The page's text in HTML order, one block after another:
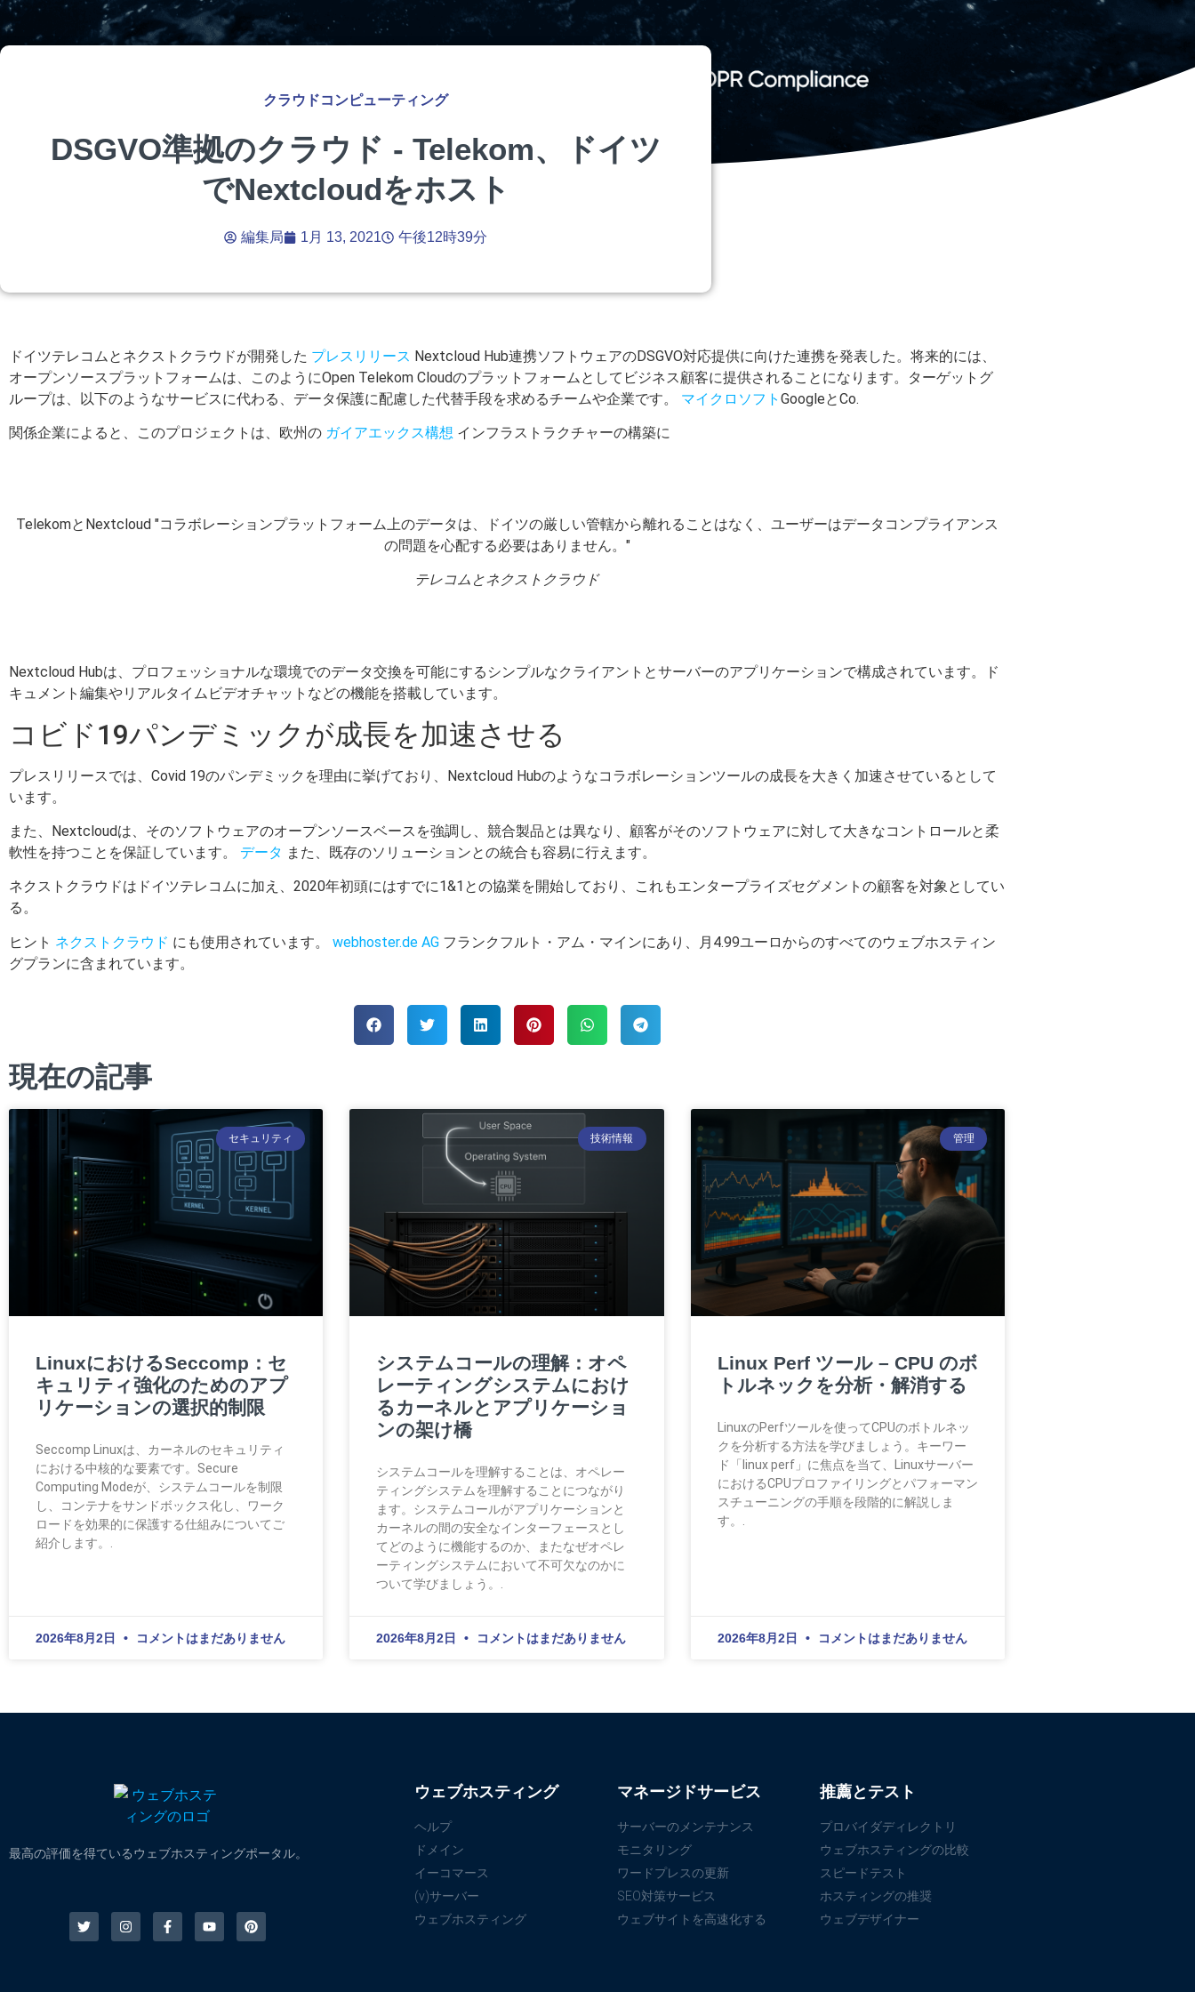
クラウドコンピューティング
DSGVO準拠のクラウド - Telekom、ドイツ
でNextcloudをホスト
編集局 1月 13, 2021 午後12時39分
ドイツテレコムとネクストクラウドが開発した プレスリリース Nextcloud Hub連携ソフトウェアのDSGVO対応提供に向けた連携を発表した。将来的には、
オープンソースプラットフォームは、このようにOpen Telekom Cloudのプラットフォームとしてビジネス顧客に提供されることになります。ターゲットグ
ループは、以下のようなサービスに代わる、データ保護に配慮した代替手段を求めるチームや企業です。 マイクロソフト GoogleとCo.
関係企業によると、このプロジェクトは、欧州の ガイアエックス構想 インフラストラクチャーの構築に
TelekomとNextcloud "コラボレーションプラットフォーム上のデータは、ドイツの厳しい管轄から離れることはなく、ユーザーはデータコンプライアンス
の問題を心配する必要はありません。"
テレコムとネクストクラウド
Nextcloud Hubは、プロフェッショナルな環境でのデータ交換を可能にするシンプルなクライアントとサーバーのアプリケーションで構成されています。ド
キュメント編集やリアルタイムビデオチャットなどの機能を搭載しています。
コビド19パンデミックが成長を加速させる
プレスリリースでは、Covid 19のパンデミックを理由に挙げており、Nextcloud Hubのようなコラボレーションツールの成長を大きく加速させているとして
います。
また、Nextcloudは、そのソフトウェアのオープンソースベースを強調し、競合製品とは異なり、顧客がそのソフトウェアに対して大きなコントロールと柔
軟性を持つことを保証しています。 データ また、既存のソリューションとの統合も容易に行えます。
ネクストクラウドはドイツテレコムに加え、2020年初頭にはすでに1&1との協業を開始しており、これもエンタープライズセグメントの顧客を対象としてい
る。
ヒント ネクストクラウド にも使用されています。 webhoster.de AG フランクフルト・アム・マインにあり、月4.99ユーロからのすべてのウェブホスティン
グプランに含まれています。
現在の記事
セキュリティ
LinuxにおけるSeccomp：セ
キュリティ強化のためのアプ
リケーションの選択的制限
Seccomp Linuxは、カーネルのセキュリティ
における中核的な要素です。Secure
Computing Modeが、システムコールを制限
し、コンテナをサンドボックス化し、ワーク
ロードを効果的に保護する仕組みについてご
紹介します。.
2026年8月2日 コメントはまだありません
技術情報
システムコールの理解：オペ
レーティングシステムにおけ
るカーネルとアプリケーショ
ンの架け橋
システムコールを理解することは、オペレー
ティングシステムを理解することにつながり
ます。システムコールがアプリケーションと
カーネルの間の安全なインターフェースとし
てどのように機能するのか、またなぜオペレ
ーティングシステムにおいて不可欠なのかに
ついて学びましょう。.
2026年8月2日 コメントはまだありません
管理
Linux Perf ツール – CPU のボ
トルネックを分析・解消する
LinuxのPerfツールを使ってCPUのボトルネッ
クを分析する方法を学びましょう。キーワー
ド「linux perf」に焦点を当て、Linuxサーバー
におけるCPUプロファイリングとパフォーマン
スチューニングの手順を段階的に解説しま
す。.
2026年8月2日 コメントはまだありません
最高の評価を得ているウェブホスティングポータル。
ウェブホスティング
ヘルプ
ドメイン
イーコマース
(v)サーバー
ウェブホスティング
マネージドサービス
サーバーのメンテナンス
モニタリング
ワードプレスの更新
SEO対策サービス
ウェブサイトを高速化する
推薦とテスト
プロバイダディレクトリ
ウェブホスティングの比較
スピードテスト
ホスティングの推奨
ウェブデザイナー